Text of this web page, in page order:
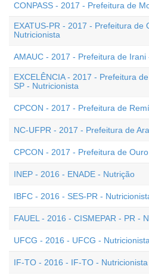
CONPASS - 2017 - Prefeitura de
EXATUS-PR - 2017 - Prefeitura de
Nutricionista
AMAUC - 2017 - Prefeitura de Irani
EXCELÊNCIA - 2017 - Prefeitura
SP - Nutricionista
CPCON - 2017 - Prefeitura de
NC-UFPR - 2017 - Prefeitura de
CPCON - 2017 - Prefeitura de
INEP - 2016 - ENADE - Nutrição
IBFC - 2016 - SES-PR -
FAUEL - 2016 - CISMEPAR - PR -
UFCG - 2016 - UFCG - Nutricionista
IF-TO - 2016 - IF-TO - Nutricionista